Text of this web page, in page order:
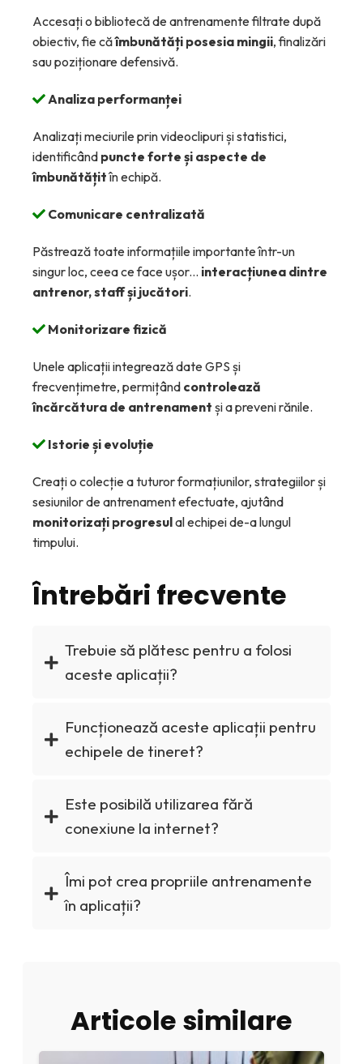
Accesați o bibliotecă de antrenamente filtrate după
obiectiv, fie căîmbunătăți posesia mingii, finalizări
sau poziționare defensivă.
Analiza performanței
Analizați meciurile prin videoclipuri și statistici,
identificând puncte forte și aspecte de
îmbunătățitîn echipă.
Comunicare centralizată
Păstrează toate informațiile importante într-un
singur loc, ceea ce face ușor... interacțiunea dintre
antrenor, staff și jucători.
Monitorizare fizică
Unele aplicații integrează date GPS și
frecvențimetre, permițând controlează
încărcătura de antrenament și a preveni rănile.
Istorie și evoluție
Creați o colecție a tuturor formațiunilor, strategiilor și
sesiunilor de antrenament efectuate, ajutând
monitorizați progresulal echipei de-a lungul
timpului.
Întrebări frecvente
Trebuie să plătesc pentru a folosi
aceste aplicații?
Funcționează aceste aplicații pentru
echipele de tineret?
Este posibilă utilizarea fără
conexiune la internet?
Îmi pot crea propriile antrenamente
în aplicații?
Articole similare